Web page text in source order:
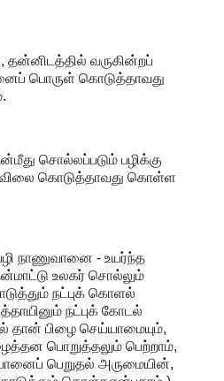
தன்னிடத்தில் வருகின்றப்
பொருள் கொடுத்தாவது
சொல்லப்படும் பழிக்கு
கொடுத்தாவது கொள்ள
நாணுவானை - உயர்ந்த
உலகர் சொல்லும்
நட்புக் கொளல்
நட்புக் கோடல்
தான் பிழை செய்யாமையும்,
பொறுத்தலும் பெற்றாம்,
பெறுதல் அருமையின்,